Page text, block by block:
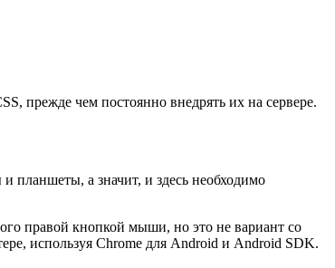
прежде чем постоянно внедрять их на сервере.
планшеты, а значит, и здесь необходимо
правой кнопкой мыши, но это не вариант со
используя Chrome для Android и Android SDK.